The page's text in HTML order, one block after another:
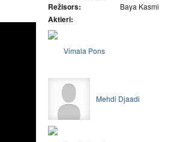
Režisors: Baya Kasmi
Aktieri:
Vimala Pons
Mehdi Djaadi